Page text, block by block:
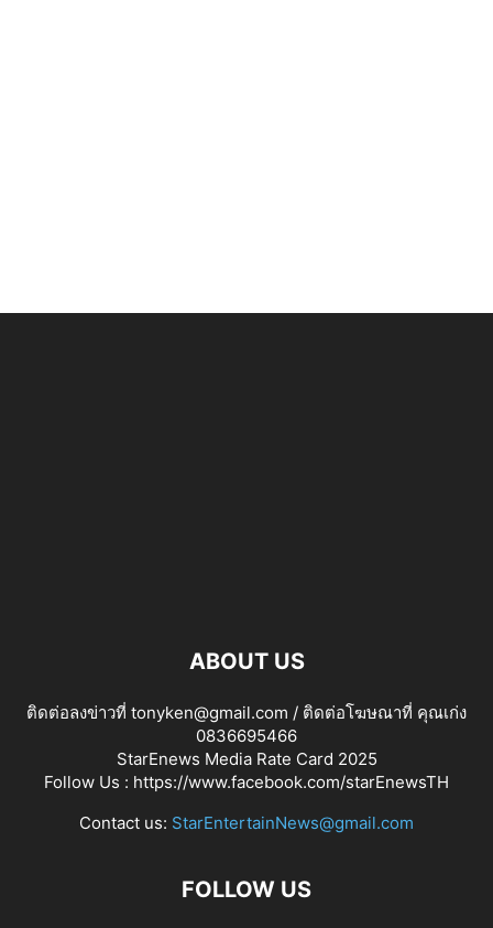
ABOUT US
ติดต่อลงข่าวที่ tonyken@gmail.com / ติดต่อโฆษณาที่ คุณเก่ง
0836695466
StarEnews Media Rate Card 2025
Follow Us : https://www.facebook.com/starEnewsTH
Contact us: StarEntertainNews@gmail.com
FOLLOW US